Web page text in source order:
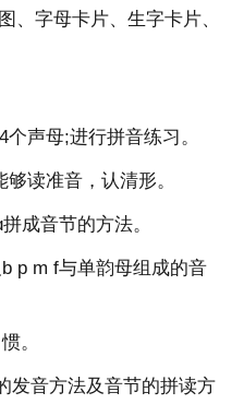
字母卡片、生字卡片、
声母;进行拼音练习。
读准音，认清形。
成音节的方法。
p m f与单韵母组成的音
。
音方法及音节的拼读方